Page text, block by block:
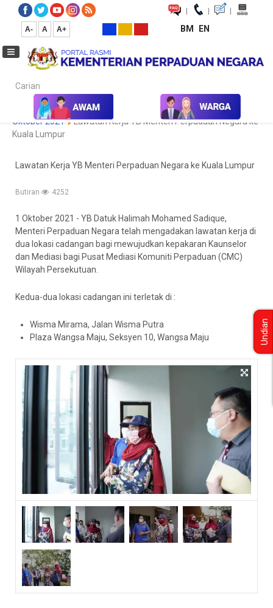
| | |
A- A A+ BM EN
Carian...
Laman Utama Media Koleksi Media Foto
Galeri Foto
Oktober 2021
Lawatan Kerja YB Menteri Perpaduan Negara ke
Kuala Lumpur
Lawatan Kerja YB Menteri Perpaduan Negara ke Kuala Lumpur
Butiran 4252
1 Oktober 2021 - YB Datuk Halimah Mohamed Sadique,
Menteri Perpaduan Negara telah mengadakan lawatan kerja di
dua lokasi cadangan bagi mewujudkan kepakaran Kaunselor
dan Mediasi bagi Pusat Mediasi Komuniti Perpaduan (CMC)
Wilayah Persekutuan.
Kedua-dua lokasi cadangan ini terletak di :
Wisma Mirama, Jalan Wisma Putra
Plaza Wangsa Maju, Seksyen 10, Wangsa Maju
Undian